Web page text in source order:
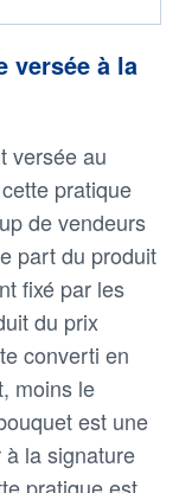
versée à la
versée au
pratique
de vendeurs
part du produit
fixé par les
du prix
converti en
moins le
est une
à la signature